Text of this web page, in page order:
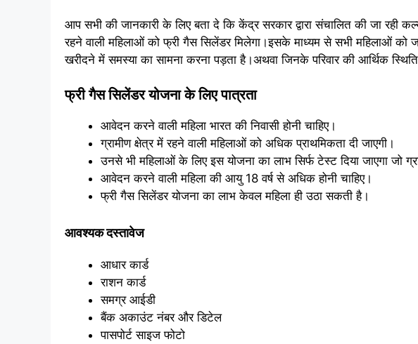
आप सभी की जानकारी के लिए बता दे कि केंद्र सरकार द्वारा संचालित की जा रही
रहने वाली महिलाओं को फ्री गैस सिलेंडर मिलेगा।इसके माध्यम से सभी महिलाओं
खरीदने में समस्या का सामना करना पड़ता है।अथवा जिनके परिवार की आर्थिक
फ्री गैस सिलेंडर योजना के लिए पात्रता
आवेदन करने वाली महिला भारत की निवासी होनी चाहिए।
ग्रामीण क्षेत्र में रहने वाली महिलाओं को अधिक प्राथमिकता दी जाएगी।
उनसे भी महिलाओं के लिए इस योजना का लाभ सिर्फ टेस्ट दिया जाएगा जो
आवेदन करने वाली महिला की आयु 18 वर्ष से अधिक होनी चाहिए।
फ्री गैस सिलेंडर योजना का लाभ केवल महिला ही उठा सकती है।
आवश्यक दस्तावेज
आधार कार्ड
राशन कार्ड
समग्र आईडी
बैंक अकाउंट नंबर और डिटेल
पासपोर्ट साइज फोटो